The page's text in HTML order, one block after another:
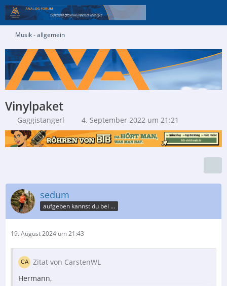
Musik - allgemein
Vinylpaket
Gaggistangerl 4. September 2022 um 21:21
sedum
aufgeben kannst du bei der Post
19. August 2024 um 21:43
Zitat von CarstenWL
Hermann,